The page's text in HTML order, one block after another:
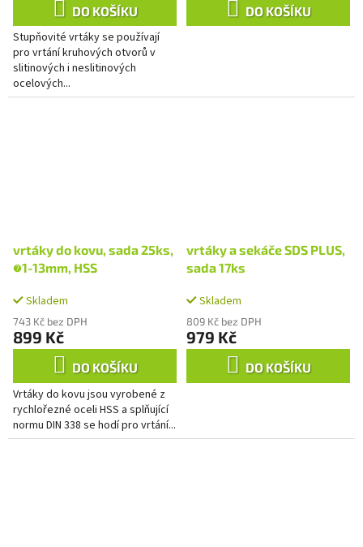
DO KOŠÍKU
Stupňovité vrtáky se používají
pro vrtání kruhových otvorů v
slitinových i neslitinových
ocelových...
DO KOŠÍKU
vrtáky do kovu, sada 25ks,
∅1-13mm, HSS
Skladem
743 Kč bez DPH
899 Kč
DO KOŠÍKU
Vrtáky do kovu jsou vyrobené z
rychlořezné oceli HSS a splňující
normu DIN 338 se hodí pro vrtání...
vrtáky a sekáče SDS PLUS,
sada 17ks
Skladem
809 Kč bez DPH
979 Kč
DO KOŠÍKU